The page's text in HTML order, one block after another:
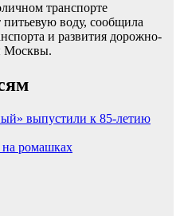
транспорте
питьевую воду, сообщила
и развития дорожно-
Москвы.
выпустили к 85-летию
на ромашках